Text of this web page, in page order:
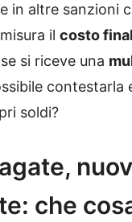
in altre sanzioni
il costo
si riceve una
contestarla
soldi?
che